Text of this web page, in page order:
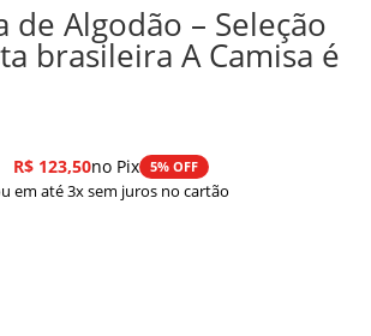
de Algodão – Seleção
brasileira A Camisa é
R$123,50no Pix 5% OFF
em até 3x sem juros no cartão